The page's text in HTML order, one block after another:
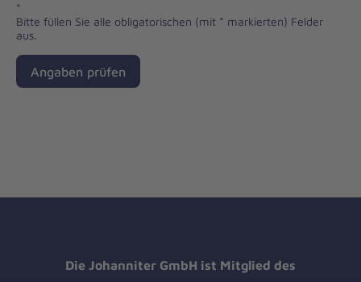
*
Bitte füllen Sie alle obligatorischen (mit * markierten) Felder
aus.
Angaben prüfen
Die Johanniter GmbH ist Mitglied des